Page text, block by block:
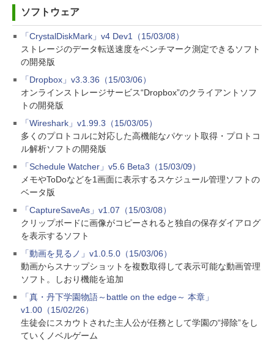
ソフトウェア
「CrystalDiskMark」v4 Dev1（15/03/08）
ストレージのデータ転送速度をベンチマーク測定できるソフト
の開発版
「Dropbox」v3.3.36（15/03/06）
オンラインストレージサービス“Dropbox”のクライアントソフ
トの開発版
「Wireshark」v1.99.3（15/03/05）
多くのプロトコルに対応した高機能なパケット取得・プロトコ
ル解析ソフトの開発版
「Schedule Watcher」v5.6 Beta3（15/03/09）
メモやToDoなどを1画面に表示するスケジュール管理ソフトの
ベータ版
「CaptureSaveAs」v1.07（15/03/08）
クリップボードに画像がコピーされると独自の保存ダイアログ
を表示するソフト
「動画を見るノ」v1.0.5.0（15/03/06）
動画からスナップショットを複数取得して表示可能な動画管理
ソフト。しおり機能を追加
「真・丹下学園物語～battle on the edge～ 本章」
v1.00（15/02/26）
生徒会にスカウトされた主人公が任務として学園の“掃除”をし
ていくノベルゲーム